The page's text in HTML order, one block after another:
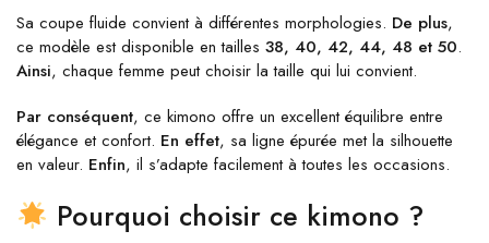
Sa coupe fluide convient à différentes morphologies. De plus,
ce modèle est disponible en tailles 38, 40, 42, 44, 48 et 50.
Ainsi, chaque femme peut choisir la taille qui lui convient.
Par conséquent, ce kimono offre un excellent équilibre entre
élégance et confort. En effet, sa ligne épurée met la silhouette
en valeur. Enfin, il s’adapte facilement à toutes les occasions.
Pourquoi choisir ce kimono ?